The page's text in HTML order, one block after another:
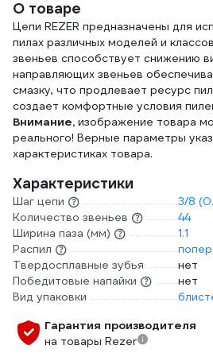
О товаре
Цепи REZER предназначены для
пилах различных моделей и
звеньев способствует снижению
направляющих звеньев
смазку, что продлевает ресурс
создает комфортные условия
Внимание, изображение товара
реального! Верные параметры
характеристиках товара.
Характеристики
Шаг цепи
3/8
Количество звеньев
44
Ширина паза (мм)
1.1
Распил
Твердосплавные зубья
нет
Победитовые напайки
нет
Вид упаковки
Гарантия производителя
на товары Rezer